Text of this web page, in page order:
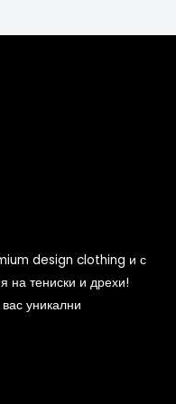
design clothing и с
на тениски и дрехи!
уникални